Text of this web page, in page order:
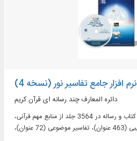
نرم افزار جامع تفاسیر نور (نسخه 4)
دائره المعارف چند رسانه ای قرآن کریم
ارائه متن 903 عنوان کتاب و رساله در 3564 جلد از منابع مهم قرآنی،
همچون: تفاسیر ترتیبی (463 عنوان)، تفاسیر موضوعی (72 عنوان)،